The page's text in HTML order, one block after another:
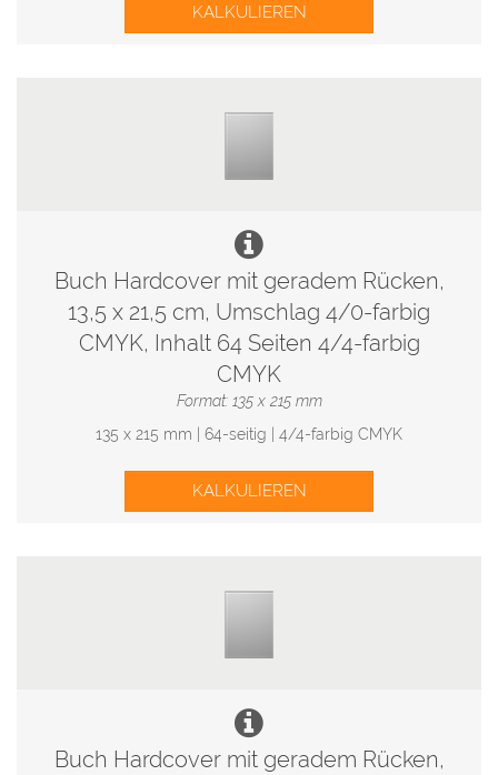
KALKULIEREN
Buch Hardcover mit geradem Rücken,
13,5 x 21,5 cm, Umschlag 4/0-farbig
CMYK, Inhalt 64 Seiten 4/4-farbig
CMYK
Format: 135 x 215 mm
135 x 215 mm | 64-seitig | 4/4-farbig CMYK
KALKULIEREN
Buch Hardcover mit geradem Rücken,